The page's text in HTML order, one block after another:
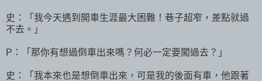
史：「我今天遇到開車生涯最大困難！巷子超窄，差點就過
不去。」
P：「那你有想過倒車出來嗎？何必一定要闖過去？」
史：「我本來也是想倒車出來，可是我的後面有車，他跟著